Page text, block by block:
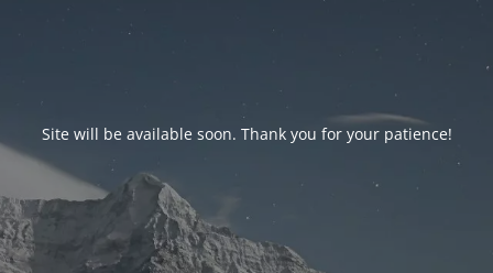
Site will be available soon. Thank you for your patience!